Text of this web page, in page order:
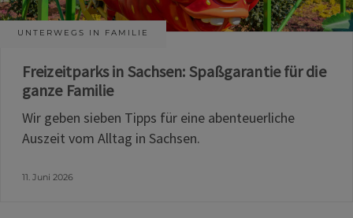
UNTERWEGS IN FAMILIE
Freizeitparks in Sachsen: Spaßgarantie für die
ganze Familie
Wir geben sieben Tipps für eine abenteuerliche
Auszeit vom Alltag in Sachsen.
11. Juni 2026